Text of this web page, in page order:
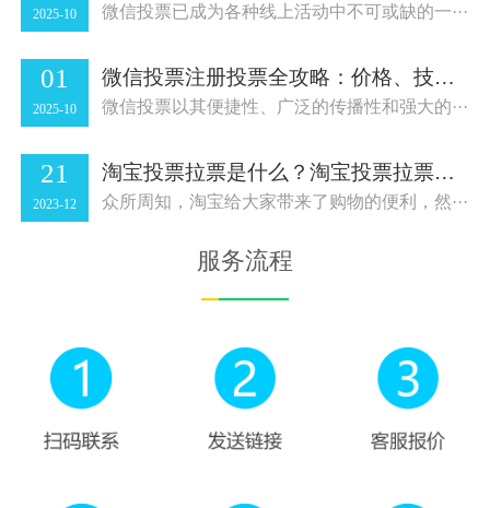
2025-10 微信投票已成为各种线上活动中不可或缺的一···
01
2025-10
微信投票注册投票全攻略：价格、技巧与趋势，助您玩转线上投票！
微信投票以其便捷性、广泛的传播性和强大的···
21
2023-12
淘宝投票拉票是什么？淘宝投票拉票有哪些注意事项？
众所周知，淘宝给大家带来了购物的便利，然···
服务流程